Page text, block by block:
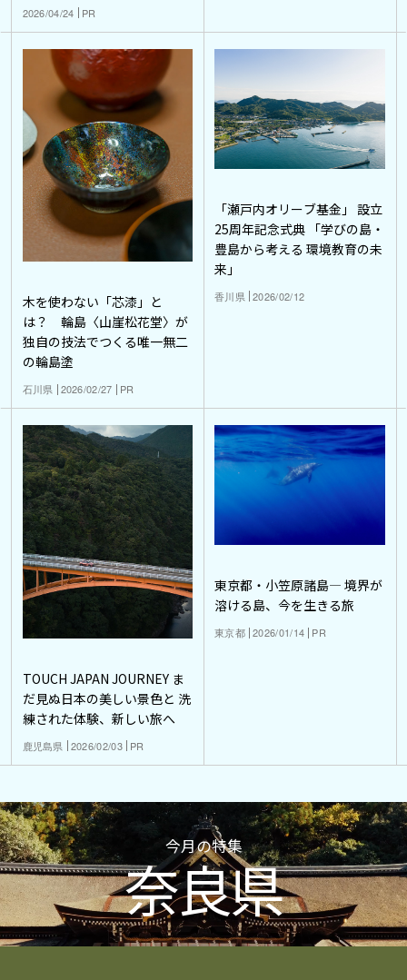
2026/04/24 PR
木を使わない「芯漆」と
は？ 輪島〈山崖松花堂〉が
独自の技法でつくる唯一無二
の輪島塗
石川県 2026/02/27 PR
「瀬戸内オリーブ基金」 設立
25周年記念式典 「学びの島・
豊島から考える 環境教育の未
来」
香川県 2026/02/12
TOUCH JAPAN JOURNEY ま
だ見ぬ日本の美しい景色と 洗
練された体験、新しい旅へ
鹿児島県 2026/02/03 PR
東京都・小笠原諸島― 境界が
溶ける島、今を生きる旅
東京都 2026/01/14 PR
今月の特集
奈良県